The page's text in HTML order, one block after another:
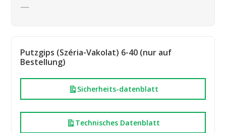
—
Putzgips (Széria-Vakolat) 6-40 (nur auf
Bestellung)
Sicherheits-datenblatt
Technisches Datenblatt